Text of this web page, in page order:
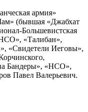
армия»
(бывшая «Джабхат
Большевистская
«Талибан»,
«Свидетели Иеговы»,
Бандеры», «НСО»,
Павел Валерьевич.